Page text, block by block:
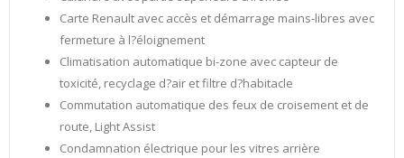
Carte Renault avec accès et démarrage mains-libres avec
fermeture à l?éloignement
Climatisation automatique bi-zone avec capteur de
toxicité, recyclage d?air et filtre d?habitacle
Commutation automatique des feux de croisement et de
route, Light Assist
Condamnation électrique pour les vitres arrière